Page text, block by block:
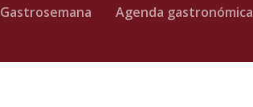
Gastrosemana Agenda gastronómica